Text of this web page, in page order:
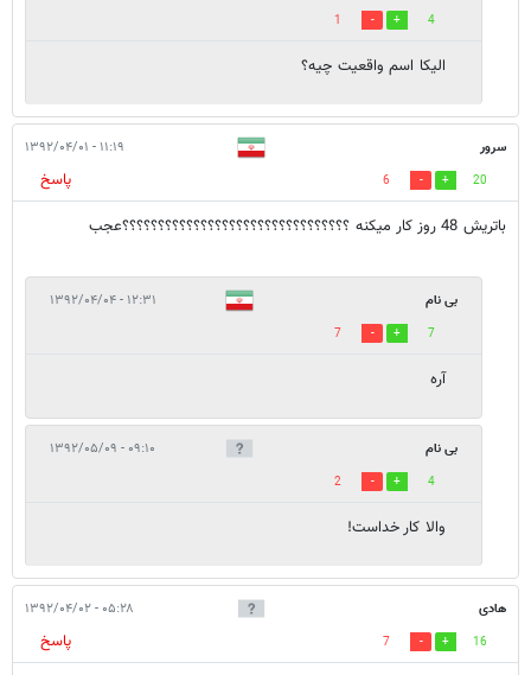
4
1
الیکا اسم واقعیت چیه؟
سرور ۱۱:۱۹ - ۱۳۹۲/۰۴/۰۱
20
6
پاسخ
باتریش 48 روز کار میکنه ؟؟؟؟؟؟؟؟؟؟؟؟؟؟؟؟؟؟؟؟؟؟؟؟؟؟؟؟؟؟؟؟عجب
بی نام ۱۲:۳۱ - ۱۳۹۲/۰۴/۰۴
7
7
آره
بی نام ۰۹:۱۰ - ۱۳۹۲/۰۵/۰۹
4
2
والا کار خداست!
هادی ۰۵:۲۸ - ۱۳۹۲/۰۴/۰۲
16
7
پاسخ